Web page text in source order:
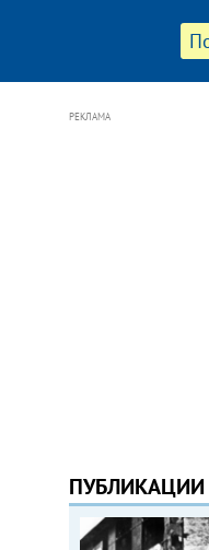
РЕКЛАМА
ПУБЛИКАЦИИ